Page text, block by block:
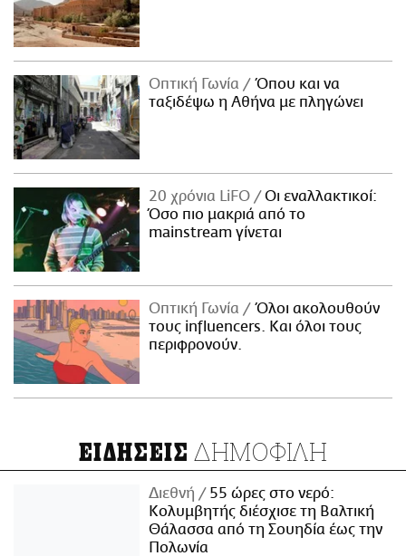
Οπτική Γωνία
Όπου και να
ταξιδέψω η Αθήνα με πληγώνει
20 χρόνια LiFO
Οι εναλλακτικοί:
Όσο πιο μακριά από το
mainstream γίνεται
Οπτική Γωνία
Όλοι ακολουθούν
τους influencers. Και όλοι τους
περιφρονούν.
ΕΙΔΗΣΕΙΣ ΔΗΜΟΦΙΛΗ
Διεθνή
55 ώρες στο νερό:
Κολυμβητής διέσχισε τη Βαλτική
Θάλασσα από τη Σουηδία έως την
Πολωνία